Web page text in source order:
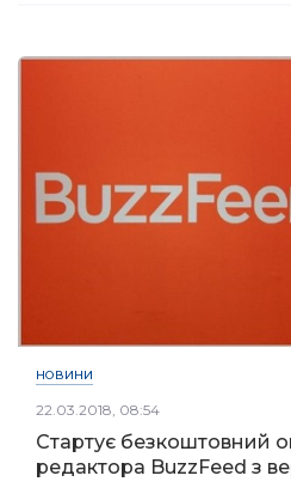
НОВИНИ
22.03.2018, 08:54
Стартує безкоштовний
редактора BuzzFeed з